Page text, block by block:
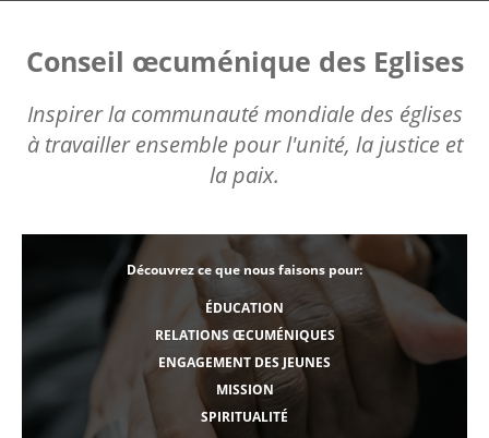
Conseil œcuménique des Eglises
Inspirer la communauté mondiale des églises
à travailler ensemble pour l'unité, la justice et
la paix.
Découvrez ce que nous faisons pour:
ÉDUCATION
RELATIONS ŒCUMÉNIQUES
ENGAGEMENT DES JEUNES
MISSION
SPIRITUALITÉ